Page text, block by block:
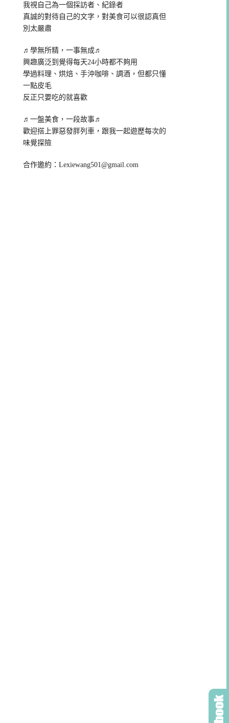
我視自己為一個採訪者、紀錄者
真誠的對待自己的文字，對美食可以很認真但
別太嚴肅
♬學無所精，一事無成♬
興趣廣泛到覺得每天24小時都不夠用
學過料理、烘焙、手沖咖啡、調酒，但都只懂
一點皮毛
反正只要吃的就喜歡
♬一盤美食，一段故事♬
歡迎搭上罪惡發胖列車，跟我一起遊歷每次的
味覺探險
合作邀約：Lexiewang501@gmail.com